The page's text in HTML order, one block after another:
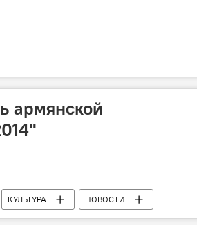
армянской
КУЛЬТУРА НОВОСТИ